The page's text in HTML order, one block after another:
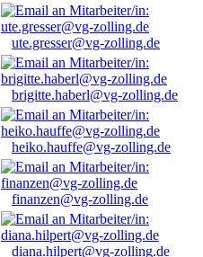
ute.gresser@vg-zolling.de
brigitte.haberl@vg-zolling.de
heiko.hauffe@vg-zolling.de
finanzen@vg-zolling.de
diana.hilpert@vg-zolling.de